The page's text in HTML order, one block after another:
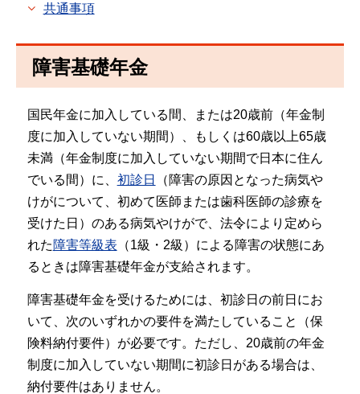
共通事項
障害基礎年金
国民年金に加入している間、または20歳前（年金制
度に加入していない期間）、もしくは60歳以上65歳
未満（年金制度に加入していない期間で日本に住ん
でいる間）に、 初診日
（障害の原因となった病気や
けがについて、初めて医師または歯科医師の診療を
受けた日）のある病気やけがで、法令により定めら
れた障害等級表 （1級・2級）による障害の状態にあ
るときは障害基礎年金が支給されます。
障害基礎年金を受けるためには、初診日の前日にお
いて、次のいずれかの要件を満たしていること（保
険料納付要件）が必要です。ただし、20歳前の年金
制度に加入していない期間に初診日がある場合は、
納付要件はありません。